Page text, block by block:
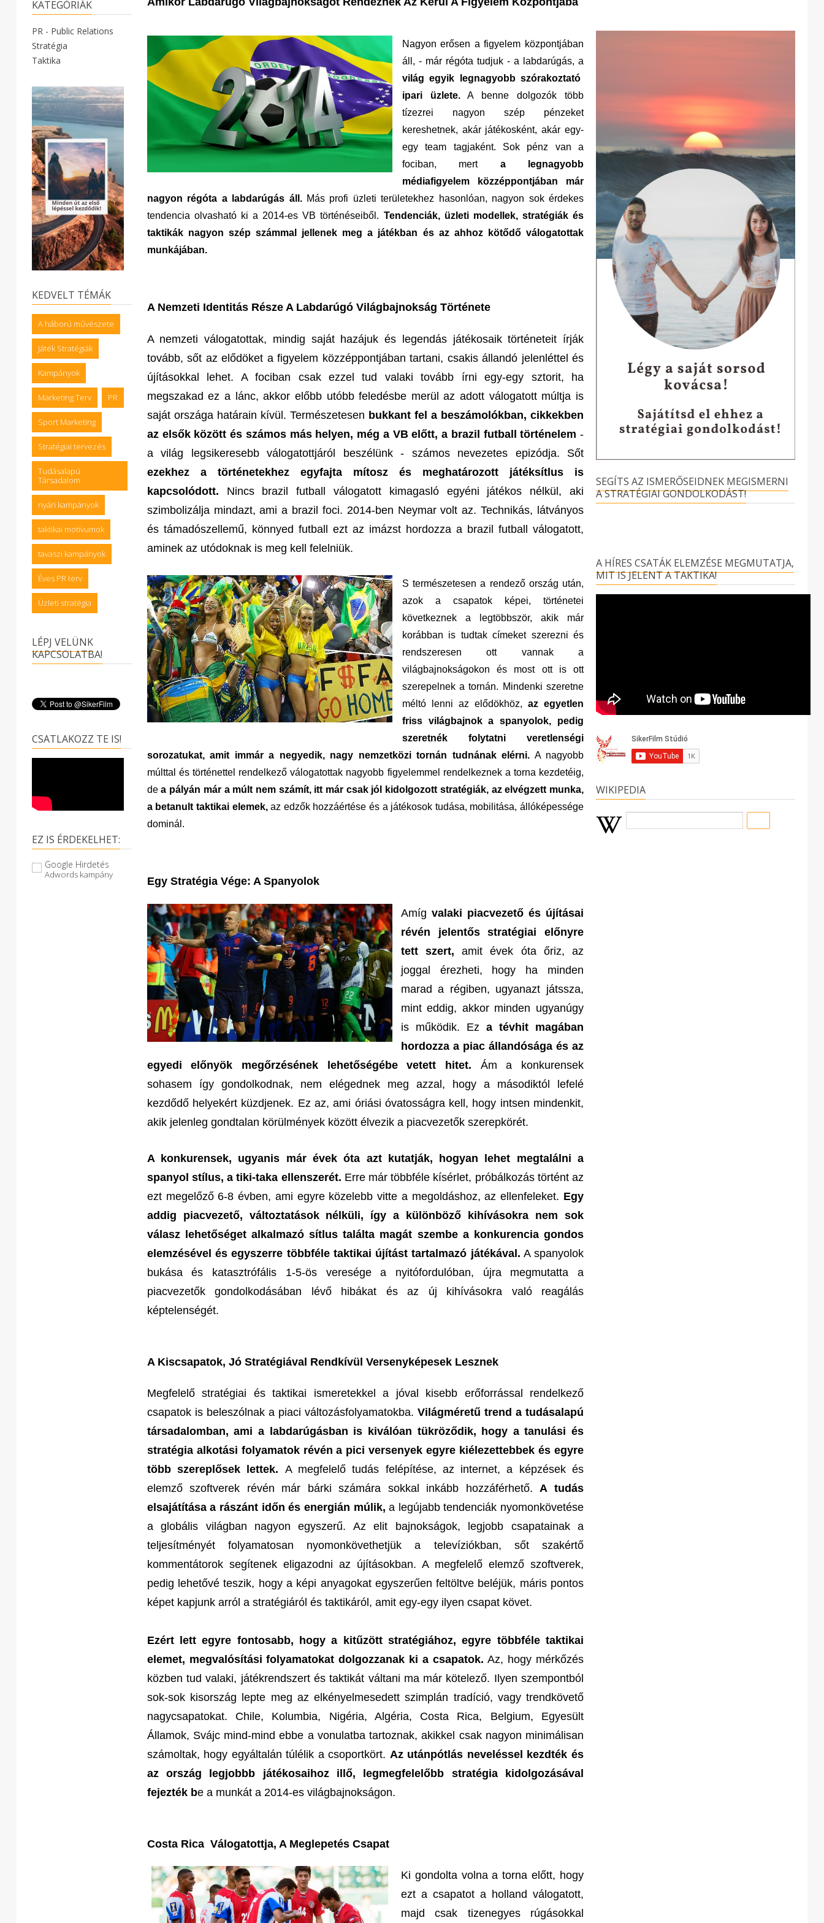
KATEGÓRIÁK
PR - Public Relations
Stratégia
Taktika
KEDVELT TÉMÁK
A háború művészete
Játék Stratégiák
Kampányok
Marketing Terv PR
Sport Marketing
Stratégiai tervezés
Tudásalapú
Társadalom
nyári kampányok
taktikai motívumok
tavaszi kampányok
Éves PR terv
Üzleti stratégia
LÉPJ VELÜNK
KAPCSOLATBA!
CSATLAKOZZ TE IS!
EZ IS ÉRDEKELHET:
Google Hirdetés
Adwords kampány
Nagyon erősen a figyelem központjában
áll, - már régóta tudjuk - a labdarúgás, a
világ egyik legnagyobb szórakoztató
ipari üzlete.A benne dolgozók több
tízezrei nagyon szép pénzeket
kereshetnek, akár játékosként, akár egy-
egy team tagjaként. Sok pénz van a
fociban, mert a legnagyobb
médiafigyelem közzéppontjában már
nagyon régóta a labdarúgás áll.Más profi üzleti területekhez hasonlóan, nagyon sok érdekes
tendencia olvasható ki a 2014-es VB történéseiből. Tendenciák, üzleti modellek, stratégiák és
taktikák nagyon szép számmal jellenek meg a játékban és az ahhoz kötődő válogatottak
munkájában.
A Nemzeti Identitás Része A Labdarúgó Világbajnokság Története
A nemzeti válogatottak, mindig saját hazájuk és legendás játékosaik történeteit írják
tovább, sőt az elődöket a figyelem közzéppontjában tartani, csakis állandó jelenléttel és
újításokkal lehet. A fociban csak ezzel tud valaki tovább írni egy-egy sztorit, ha
megszakad ez a lánc, akkor előbb utóbb feledésbe merül az adott válogatott múltja is
saját országa határain kívül. Természetesen bukkant fel a beszámolókban, cikkekben
az elsők között és számos más helyen, még a VB előtt, a brazil futball történelem -
a világ legsikeresebb válogatottjáról beszélünk - számos nevezetes epizódja. Sőt
ezekhez a történetekhez egyfajta mítosz és meghatározott játéksítlus is
kapcsolódott. Nincs brazil futball válogatott kimagasló egyéni játékos nélkül, aki
szimbolizálja mindazt, ami a brazil foci. 2014-ben Neymar volt az. Technikás, látványos
és támadószellemű, könnyed futball ezt az imázst hordozza a brazil futball válogatott,
aminek az utódoknak is meg kell felelniük.
S természetesen a rendező ország után,
azok a csapatok képei, történetei
következnek a legtöbbször, akik már
korábban is tudtak címeket szerezni és
rendszeresen ott vannak a
világbajnokságokon és most ott is ott
szerepelnek a tornán. Mindenki szeretne
méltó lenni az elődökhöz, az egyetlen
friss világbajnok a spanyolok, pedig
szeretnék folytatni veretlenségi
sorozatukat, amit immár a negyedik, nagy nemzetközi tornán tudnának elérni. A nagyobb
múlttal és történettel rendelkező válogatottak nagyobb figyelemmel rendelkeznek a torna kezdetéig,
dea pályán már a múlt nem számít, itt már csak jól kidolgozott stratégiák, az elvégzett munka,
a betanult taktikai elemek,az edzők hozzáértése és a játékosok tudása, mobilitása, állóképessége
dominál.
Egy Stratégia Vége: A Spanyolok
Amíg valaki piacvezető és újításai
révén jelentős stratégiai előnyre
tett szert, amit évek óta őriz, az
joggal érezheti, hogy ha minden
marad a régiben, ugyanazt játssza,
mint eddig, akkor minden ugyanúgy
is működik. Ez a tévhit magában
hordozza a piac állandósága és az
egyedi előnyök megőrzésének lehetőségébe vetett hitet. Ám a konkurensek
sohasem így gondolkodnak, nem elégednek meg azzal, hogy a másodiktól lefelé
kezdődő helyekért küzdjenek. Ez az, ami óriási óvatosságra kell, hogy intsen mindenkit,
akik jelenleg gondtalan körülmények között élvezik a piacvezetők szerepkörét.
A konkurensek, ugyanis már évek óta azt kutatják, hogyan lehet megtalálni a
spanyol stílus, a tiki-taka ellenszerét. Erre már többféle kísérlet, próbálkozás történt az
ezt megelőző 6-8 évben, ami egyre közelebb vitte a megoldáshoz, az ellenfeleket. Egy
addig piacvezető, változtatások nélküli, így a különböző kihívásokra nem sok
válasz lehetőséget alkalmazó sítlus találta magát szembe a konkurencia gondos
elemzésével és egyszerre többféle taktikai újítást tartalmazó játékával. A spanyolok
bukása és katasztrófális 1-5-ös veresége a nyitófordulóban, újra megmutatta a
piacvezetők gondolkodásában lévő hibákat és az új kihívásokra való reagálás
képtelenségét.
A Kiscsapatok, Jó Stratégiával Rendkívül Versenyképesek Lesznek
Megfelelő stratégiai és taktikai ismeretekkel a jóval kisebb erőforrással rendelkező
csapatok is beleszólnak a piaci változásfolyamatokba. Világméretű trend a tudásalapú
társadalomban, ami a labdarúgásban is kiválóan tükröződik, hogy a tanulási és
stratégia alkotási folyamatok révén a pici versenyek egyre kiélezettebbek és egyre
több szereplősek lettek. A megfelelő tudás felépítése, az internet, a képzések és
elemző szoftverek révén már bárki számára sokkal inkább hozzáférhető.A tudás
elsajátítása a rászánt időn és energián múlik,a legújabb tendenciák nyomonkövetése
a globális világban nagyon egyszerű. Az elit bajnokságok, legjobb csapatainak a
teljesítményét folyamatosan nyomonkövethetjük a televíziókban, sőt szakértő
kommentátorok segítenek eligazodni az újításokban. A megfelelő elemző szoftverek,
pedig lehetővé teszik, hogy a képi anyagokat egyszerűen feltöltve beléjük, máris pontos
képet kapjunk arról a stratégiáról és taktikáról, amit egy-egy ilyen csapat követ.
Ezért lett egyre fontosabb, hogy a kitűzött stratégiához, egyre többféle taktikai
elemet, megvalósítási folyamatokat dolgozzanak ki a csapatok.Az, hogy mérkőzés
közben tud valaki, játékrendszert és taktikát váltani ma már kötelező. Ilyen szempontból
sok-sok kisország lepte meg az elkényelmesedett szimplán tradíció, vagy trendkövető
nagycsapatokat. Chile, Kolumbia, Nigéria, Algéria, Costa Rica, Belgium, Egyesült
Államok, Svájc mind-mind ebbe a vonulatba tartoznak, akikkel csak nagyon minimálisan
számoltak, hogy egyáltalán túlélik a csoportkört. Az utánpótlás neveléssel kezdték és
az ország legjobbb játékosaihoz illő, legmegfelelőbb stratégia kidolgozásával
fejezték be a munkát a 2014-es világbajnokságon.
Costa Rica Válogatottja, A Meglepetés Csapat
Ki gondolta volna a torna előtt, hogy
ezt a csapatot a holland válogatott,
majd csak tizenegyes rúgásokkal
SEGÍTS AZ ISMERŐSEIDNEK MEGISMERNI
A STRATÉGIAI GONDOLKODÁST!
A HÍRES CSATÁK ELEMZÉSE MEGMUTATJA,
MIT IS JELENT A TAKTIKA!
WIKIPEDIA